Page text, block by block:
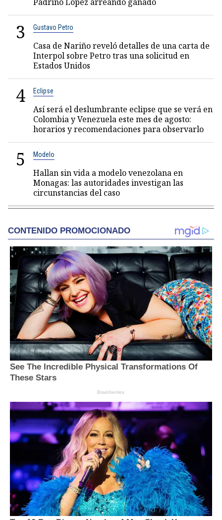
3 Gustavo Petro
Casa de Nariño reveló detalles de una carta de
Interpol sobre Petro tras una solicitud en
Estados Unidos
4 Eclipse
Así será el deslumbrante eclipse que se verá en
Colombia y Venezuela este mes de agosto:
horarios y recomendaciones para observarlo
5 Modelo
Hallan sin vida a modelo venezolana en
Monagas: las autoridades investigan las
circunstancias del caso